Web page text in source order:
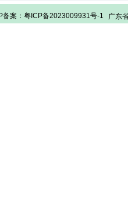
备案：粤ICP备2023009931号-1 广东